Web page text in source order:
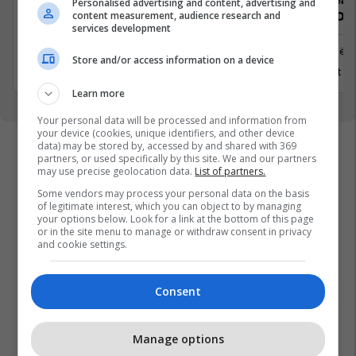
Day Workweek
Prishtinë
7 Gusht 2026
.NET) 4-
Prishtinë
5 Gusht
content measurement, audience research and
services development
Store and/or access information on a device
Learn more
Your personal data will be processed and information from
your device (cookies, unique identifiers, and other device
data) may be stored by, accessed by and shared with 369
partners, or used specifically by this site. We and our partners
may use precise geolocation data. List of partners.
Some vendors may process your personal data on the basis
of legitimate interest, which you can object to by managing
your options below. Look for a link at the bottom of this page
or in the site menu to manage or withdraw consent in privacy
and cookie settings.
Consent
Manage options